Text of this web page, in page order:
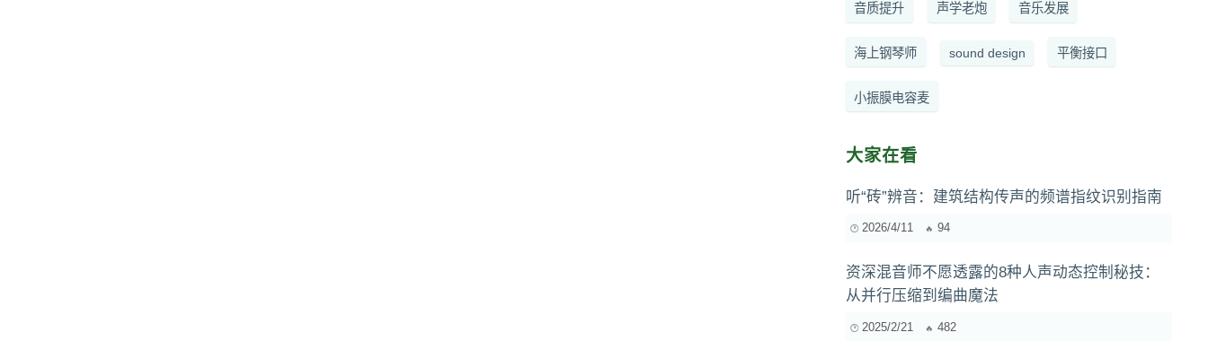
音质提升 声学老炮 音乐发展
海上钢琴师 sound design 平衡接口
小振膜电容麦
大家在看
听“砖”辨音：建筑结构传声的频谱指纹识别指南
2026/4/11 94
资深混音师不愿透露的8种人声动态控制秘技：
从并行压缩到编曲魔法
2025/2/21 482